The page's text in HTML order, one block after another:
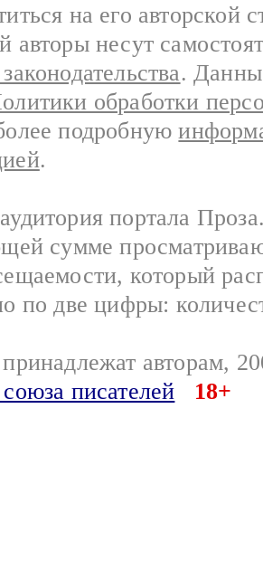
на его авторской
авторы несут
.
обработки
подробную
.
портала
сумме
который
по две цифры:
авторам,
писателей
18+